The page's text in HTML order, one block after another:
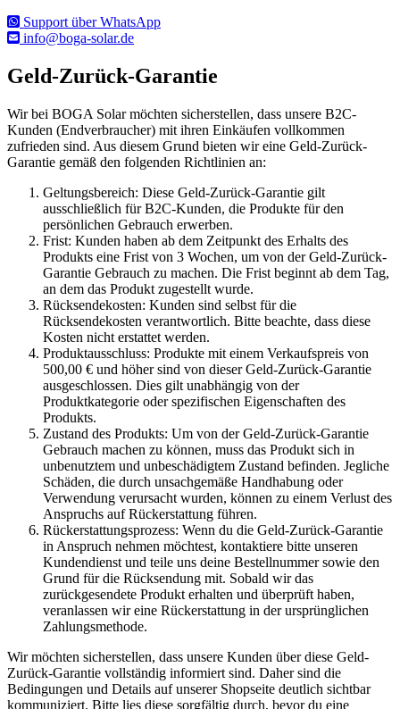
Support über WhatsApp
info@boga-solar.de
Geld-Zurück-Garantie
Wir bei BOGA Solar möchten sicherstellen, dass unsere B2C-
Kunden (Endverbraucher) mit ihren Einkäufen vollkommen
zufrieden sind. Aus diesem Grund bieten wir eine Geld-Zurück-
Garantie gemäß den folgenden Richtlinien an:
Geltungsbereich: Diese Geld-Zurück-Garantie gilt
ausschließlich für B2C-Kunden, die Produkte für den
persönlichen Gebrauch erwerben.
Frist: Kunden haben ab dem Zeitpunkt des Erhalts des
Produkts eine Frist von 3 Wochen, um von der Geld-Zurück-
Garantie Gebrauch zu machen. Die Frist beginnt ab dem Tag,
an dem das Produkt zugestellt wurde.
Rücksendekosten: Kunden sind selbst für die
Rücksendekosten verantwortlich. Bitte beachte, dass diese
Kosten nicht erstattet werden.
Produktausschluss: Produkte mit einem Verkaufspreis von
500,00 € und höher sind von dieser Geld-Zurück-Garantie
ausgeschlossen. Dies gilt unabhängig von der
Produktkategorie oder spezifischen Eigenschaften des
Produkts.
Zustand des Produkts: Um von der Geld-Zurück-Garantie
Gebrauch machen zu können, muss das Produkt sich in
unbenutztem und unbeschädigtem Zustand befinden. Jegliche
Schäden, die durch unsachgemäße Handhabung oder
Verwendung verursacht wurden, können zu einem Verlust des
Anspruchs auf Rückerstattung führen.
Rückerstattungsprozess: Wenn du die Geld-Zurück-Garantie
in Anspruch nehmen möchtest, kontaktiere bitte unseren
Kundendienst und teile uns deine Bestellnummer sowie den
Grund für die Rücksendung mit. Sobald wir das
zurückgesendete Produkt erhalten und überprüft haben,
veranlassen wir eine Rückerstattung in der ursprünglichen
Zahlungsmethode.
Wir möchten sicherstellen, dass unsere Kunden über diese Geld-
Zurück-Garantie vollständig informiert sind. Daher sind die
Bedingungen und Details auf unserer Shopseite deutlich sichtbar
kommuniziert. Bitte lies diese sorgfältig durch, bevor du eine